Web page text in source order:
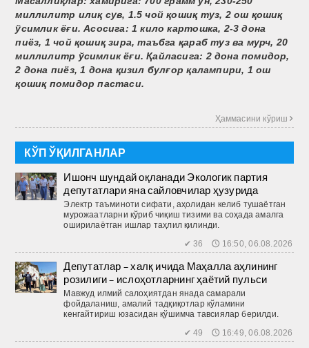
миллилитр илиқ сув, 1.5 чой қошиқ туз, 2 ош қошиқ
ўсимлик ёғи. Асосига: 1 кило картошка, 2-3 дона
пиёз, 1 чой қошиқ зира, таъбга қараб туз ва мурч, 20
миллилитр ўсимлик ёғи. Қайласига: 2 дона помидор,
2 дона пиёз, 1 дона қизил булғор қалампири, 1 ош
қошиқ помидор пастаси.
Ҳаммасини кўриш 
КЎП ЎҚИЛГАНЛАР
Ишонч шундай оқланади Экологик партия
депутатлари яна сайловчилар ҳузурида
Электр таъминоти сифати, аҳолидан келиб тушаётган
мурожаатларни кўриб чиқиш тизими ва соҳада амалга
оширилаётган ишлар таҳлил қилинди.
✔ 36 🕔 16:50, 06.08.2026
Депутатлар – халқ ичида Маҳалла аҳлининг
розилиги – ислоҳотларнинг ҳаётий пульси
Мавжуд илмий салоҳиятдан янада самарали
фойдаланиш, амалий тадқиқотлар кўламини
кенгайтириш юзасидан қўшимча тавсиялар берилди.
✔ 49 🕔 16:49, 06.08.2026